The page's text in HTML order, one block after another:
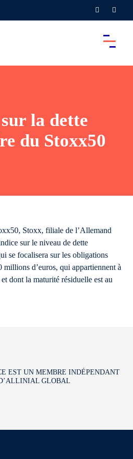
la dette
du Stoxx50
Stoxx, filiale de l’Allemand
sur le niveau de dette
se focalisera sur les obligations
millions d’euros, qui appartiennent à
dont la maturité résiduelle est au
EST UN MEMBRE INDÉPENDANT
GLOBAL